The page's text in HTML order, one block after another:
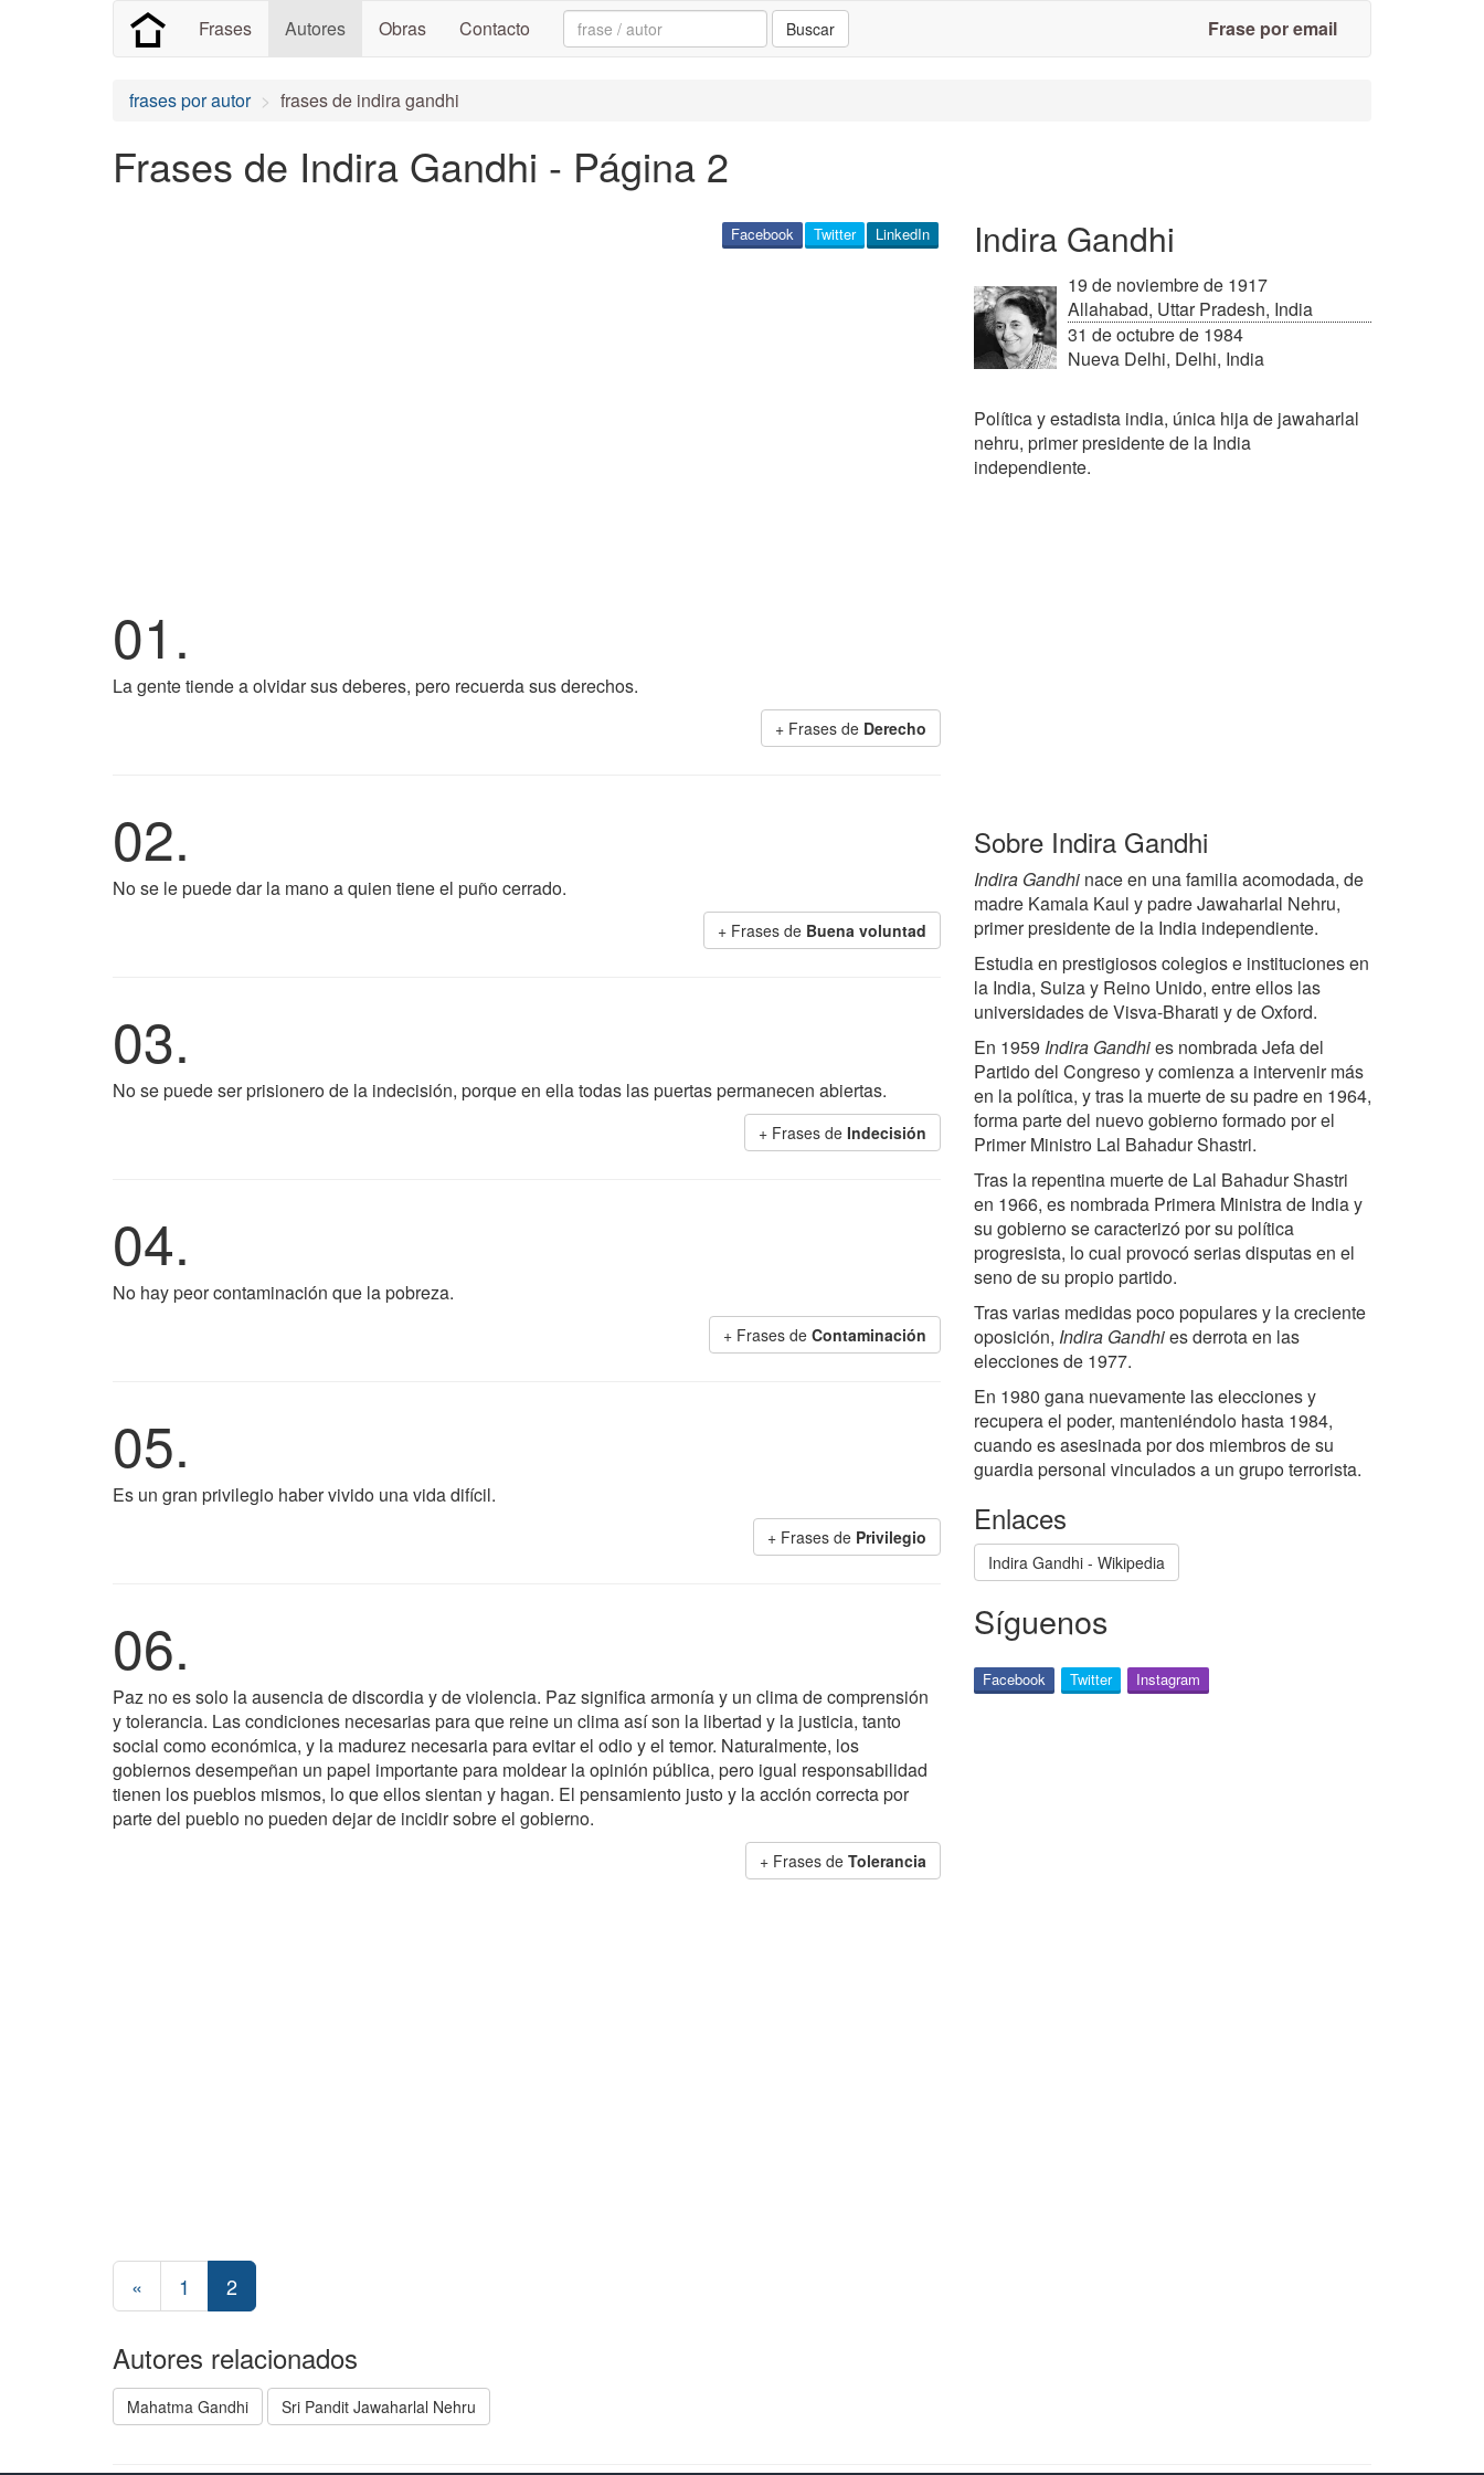
Frases Autores Obras Contacto Search: Buscar Frase por email
frases por autor frases de indira gandhi
Frases de Indira Gandhi - Página 2
LinkedIn
Twitter
Facebook
01.
La gente tiende a olvidar sus deberes, pero recuerda sus derechos.
+ Frases de Derecho
02.
No se le puede dar la mano a quien tiene el puño cerrado.
+ Frases de Buena voluntad
03.
No se puede ser prisionero de la indecisión, porque en ella todas las puertas permanecen abiertas.
+ Frases de Indecisión
04.
No hay peor contaminación que la pobreza.
+ Frases de Contaminación
05.
Es un gran privilegio haber vivido una vida difícil.
+ Frases de Privilegio
06.
Paz no es solo la ausencia de discordia y de violencia. Paz significa armonía y un clima de comprensión
y tolerancia. Las condiciones necesarias para que reine un clima así son la libertad y la justicia, tanto
social como económica, y la madurez necesaria para evitar el odio y el temor. Naturalmente, los
gobiernos desempeñan un papel importante para moldear la opinión pública, pero igual responsabilidad
tienen los pueblos mismos, lo que ellos sientan y hagan. El pensamiento justo y la acción correcta por
parte del pueblo no pueden dejar de incidir sobre el gobierno.
+ Frases de Tolerancia
« 1 2
Autores relacionados
Mahatma Gandhi Sri Pandit Jawaharlal Nehru
Indira Gandhi
19 de noviembre de 1917
Allahabad, Uttar Pradesh, India
31 de octubre de 1984
Nueva Delhi, Delhi, India
Política y estadista india, única hija de jawaharlal
nehru, primer presidente de la India
independiente.
Sobre Indira Gandhi
Indira Gandhi nace en una familia acomodada, de
madre Kamala Kaul y padre Jawaharlal Nehru,
primer presidente de la India independiente.
Estudia en prestigiosos colegios e instituciones en
la India, Suiza y Reino Unido, entre ellos las
universidades de Visva-Bharati y de Oxford.
En 1959 Indira Gandhies nombrada Jefa del
Partido del Congreso y comienza a intervenir más
en la política, y tras la muerte de su padre en 1964,
forma parte del nuevo gobierno formado por el
Primer Ministro Lal Bahadur Shastri.
Tras la repentina muerte de Lal Bahadur Shastri
en 1966, es nombrada Primera Ministra de India y
su gobierno se caracterizó por su política
progresista, lo cual provocó serias disputas en el
seno de su propio partido.
Tras varias medidas poco populares y la creciente
oposición, Indira Gandhies derrota en las
elecciones de 1977.
En 1980 gana nuevamente las elecciones y
recupera el poder, manteniéndolo hasta 1984,
cuando es asesinada por dos miembros de su
guardia personal vinculados a un grupo terrorista.
Enlaces
Indira Gandhi - Wikipedia
Síguenos
Facebook Twitter Instagram